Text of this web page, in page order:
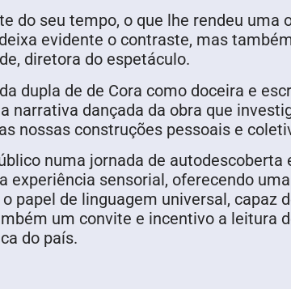
do seu tempo, o que lhe rendeu
evidente o contraste, mas
diretora do espetáculo.
dupla de de Cora como doceira e
narrativa dançada da obra que
nossas construções pessoais e
numa jornada de
experiência sensorial, oferecendo
papel de linguagem universal,
um convite e incentivo a leitura
do país.